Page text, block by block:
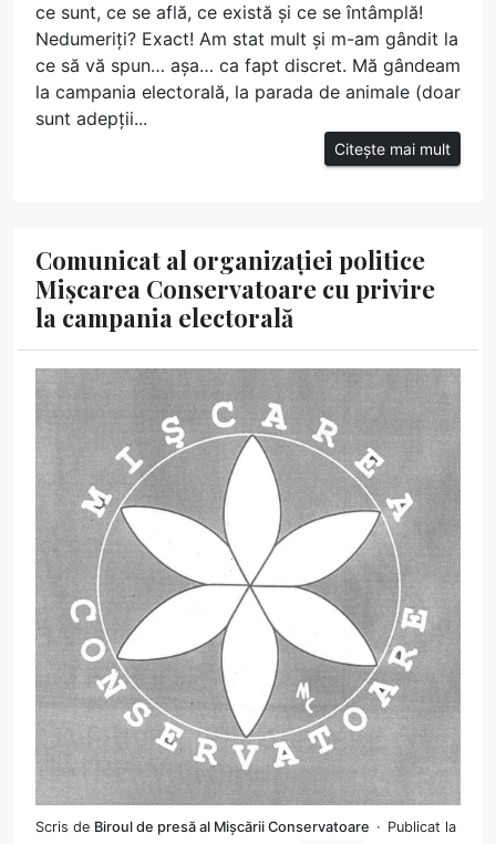
ce sunt, ce se află, ce există și ce se întâmplă!
Nedumeriți? Exact! Am stat mult și m-am gândit la
ce să vă spun… așa… ca fapt discret. Mă gândeam
la campania electorală, la parada de animale (doar
sunt adepții...
Citește mai mult
Comunicat al organizației politice
Mișcarea Conservatoare cu privire
la campania electorală
Scris de Biroul de presă al Mișcării Conservatoare
Publicat la